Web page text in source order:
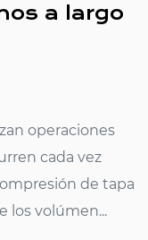
a largo
operaciones
cada vez
de tapa
los volúmen...